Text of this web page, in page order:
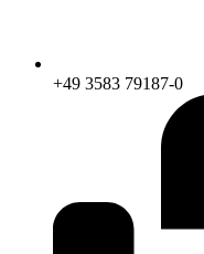
+49 3583 79187-0